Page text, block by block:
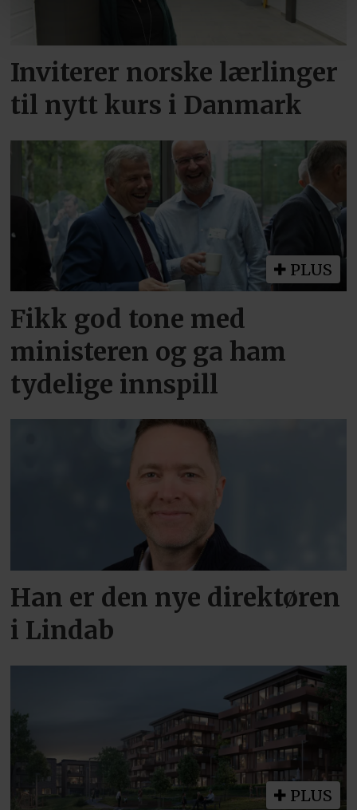
Inviterer norske lærlinger
til nytt kurs i Danmark
PLUS
Fikk god tone med
ministeren og ga ham
tydelige innspill
Han er den nye direktøren
i Lindab
PLUS